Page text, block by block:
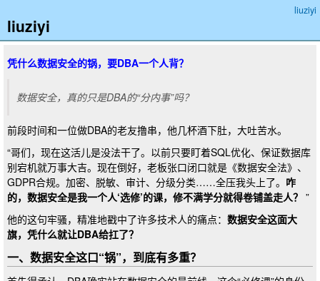
liuziyi
liuziyi
凭什么数据安全的锅，要DBA一个人背？
数据安全，真的只是DBA的“分内事”吗？
前段时间和一位做DBA的老友撸串，他几杯酒下肚，大吐苦水。
“哥们，现在这活儿是没法干了。以前只要盯着SQL优化、保证数据库
别宕机就万事大吉。现在倒好，老板张口闭口就是《数据安全法》、
GDPR合规。加密、脱敏、审计、分级分类……全压我头上了。 咋
的，数据安全是我一个人‘选修’的课，修不满学分就得卷铺盖走人？ ”
他的这句牢骚，精准地戳中了许多技术人的痛点： 数据安全这面大
旗，凭什么就让DBA给扛了？
一、数据安全这口“锅”，到底有多重？